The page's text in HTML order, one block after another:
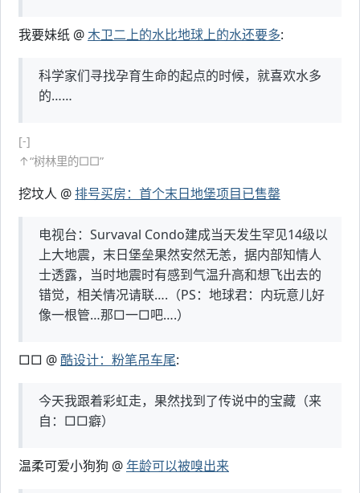
我要妹纸 @木卫二上的水比地球上的水还要多:
科学家们寻找孕育生命的起点的时候，就喜欢水多
的……
[-]
↑“树林里的□□”
挖坟人 @排号买房：首个末日地堡项目已售罄
电视台：Survaval Condo建成当天发生罕见14级以
上大地震，末日堡垒果然安然无恙，据内部知情人
士透露，当时地震时有感到气温升高和想飞出去的
错觉，相关情况请联….（PS：地球君：内玩意儿好
像一根管…那□一□吧….）
□□ @酷设计：粉笔吊车尾:
今天我跟着彩虹走，果然找到了传说中的宝藏（来
自：□□癖）
温柔可爱小狗狗 @年龄可以被嗅出来